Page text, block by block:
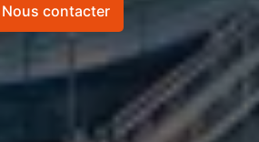
Nous contacter